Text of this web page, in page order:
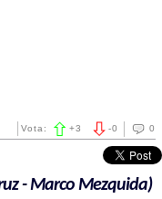
0
-0
Vota: +3
- Marco Mezquida)